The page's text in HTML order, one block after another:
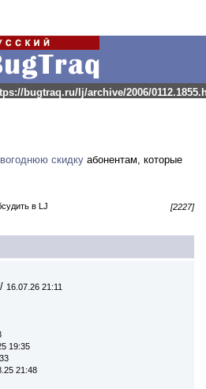
bugtraq.ru/lj/archive/2006/
скидку абонентам, которые
в LJ
[2227]
16.07.26 21:11
19:35
21:48